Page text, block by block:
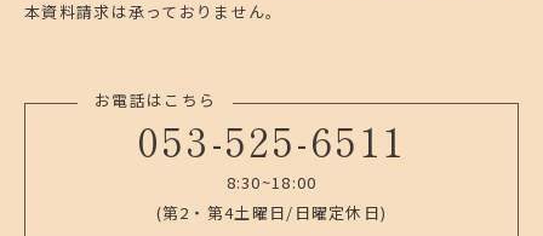
本資料請求は承っておりません。
お電話はこちら
053-525-6511
8:30~18:00
(第2・第4土曜日/日曜定休日)